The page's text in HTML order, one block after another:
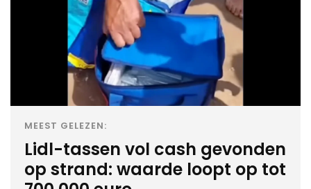
MEEST GELEZEN:
Lidl-tassen vol cash gevonden
op strand: waarde loopt op tot